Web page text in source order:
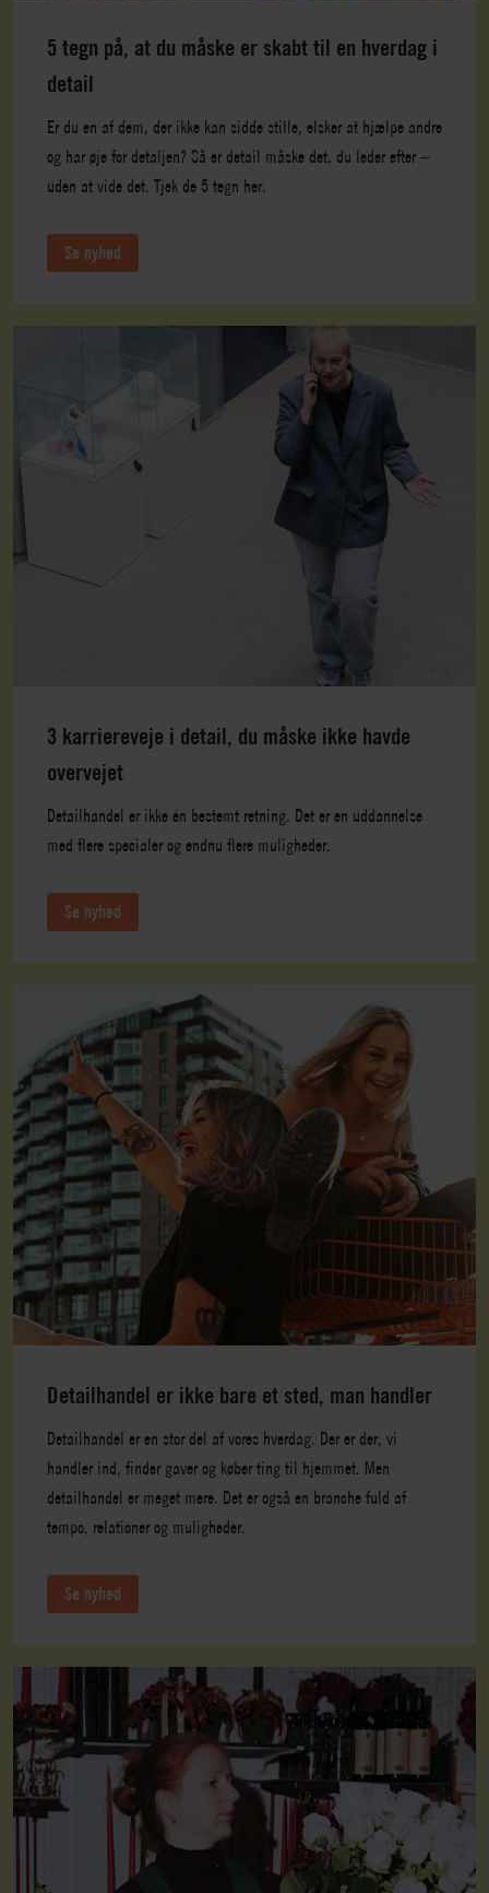
5 tegn på, at du måske er skabt til en hverdag i
detail
Er du en af dem, der ikke kan sidde stille, elsker at hjælpe andre
og har øje for detaljen? Så er detail måske det, du leder efter –
uden at vide det. Tjek de 5 tegn her.
Se nyhed
3 karriereveje i detail, du måske ikke havde
overvejet
Detailhandel er ikke én bestemt retning. Det er en uddannelse
med flere specialer og endnu flere muligheder.
Se nyhed
Detailhandel er ikke bare et sted, man handler
Detailhandel er en stor del af vores hverdag. Der er der, vi
handler ind, finder gaver og køber ting til hjemmet. Men
detailhandel er meget mere. Det er også en branche fuld af
tempo, relationer og muligheder.
Se nyhed